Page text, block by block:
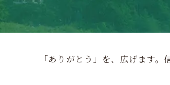
「ありがとう」を、広げます